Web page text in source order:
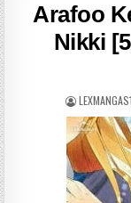
Arafoo
Nikki
AUTHOR:
LEXMANGAS1